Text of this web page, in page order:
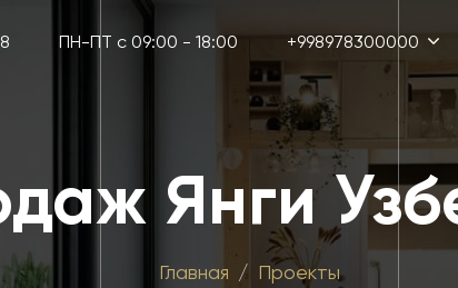
ПН-ПТ с 09:00 - 18:00 +998978300000
Янги
Главная Проекты